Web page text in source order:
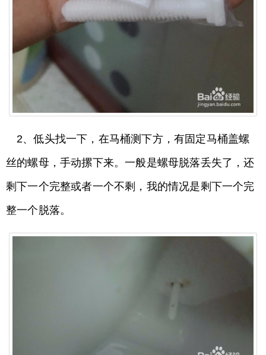
2、低头找一下，在马桶测下方，有固定马桶盖螺
丝的螺母，手动摞下来。一般是螺母脱落丢失了，还
剩下一个完整或者一个不剩，我的情况是剩下一个完
整一个脱落。